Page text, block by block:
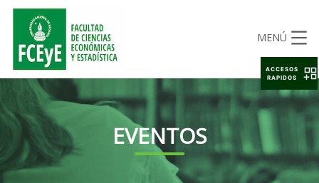
MENÚ
EVENTOS
ACCESOS
RAPIDOS